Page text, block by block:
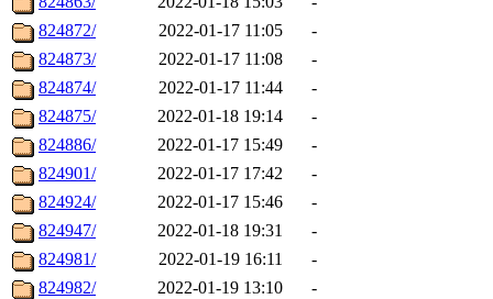
824872/
2022-01-17 11:05
-
824873/
2022-01-17 11:08
-
824874/
2022-01-17 11:44
-
824875/
2022-01-18 19:14
-
824886/
2022-01-17 15:49
-
824901/
2022-01-17 17:42
-
824924/
2022-01-17 15:46
-
824947/
2022-01-18 19:31
-
824981/
2022-01-19 16:11
-
824982/
2022-01-19 13:10
-